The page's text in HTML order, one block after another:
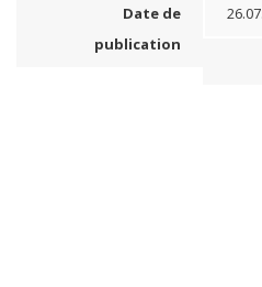
Date de
publication